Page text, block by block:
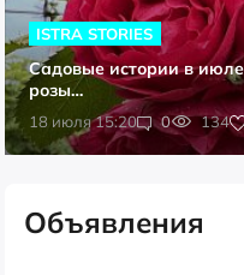
18 июля 15:20 0 134
ISTRA STORIES
Садовые истории в
розы…
Объявления